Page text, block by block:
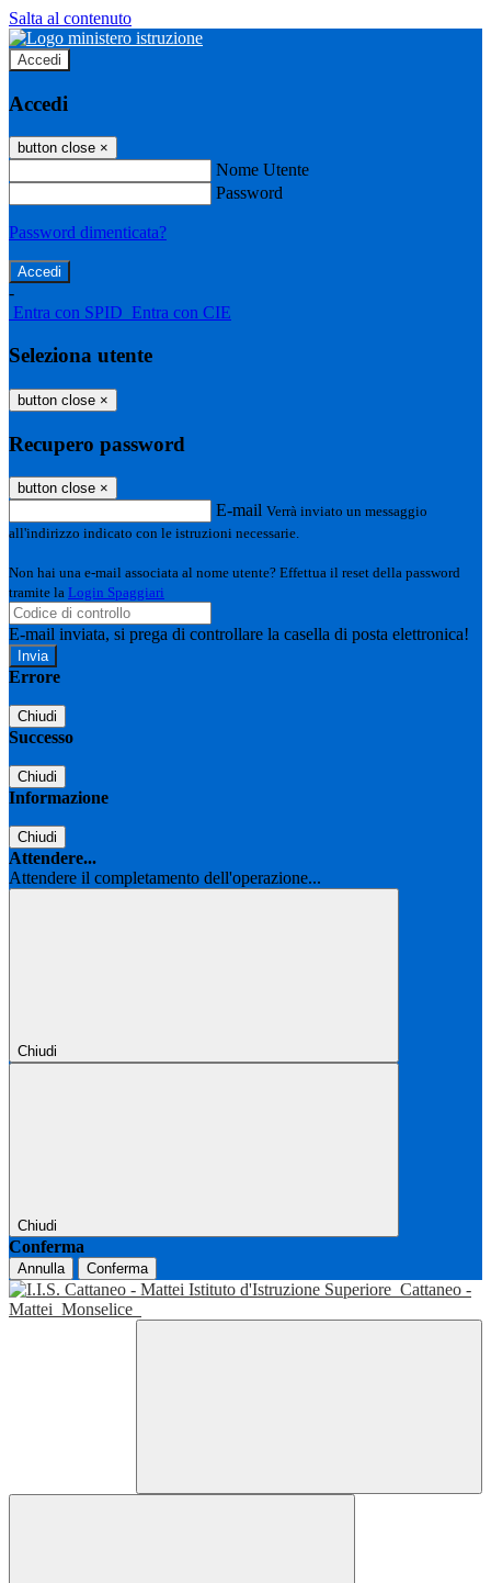
Salta al contenuto
Accedi
Accedi
button close ×
Nome Utente
Password
Password dimenticata?
-
Entra con SPID Entra con CIE
Seleziona utente
button close ×
Recupero password
button close ×
E-mail Verrà inviato un messaggio
all'indirizzo indicato con le istruzioni necessarie.
Non hai una e-mail associata al nome utente? Effettua il reset della password
tramite la Login Spaggiari
E-mail inviata, si prega di controllare la casella di posta elettronica!
Errore
Chiudi
Successo
Chiudi
Informazione
Chiudi
Attendere...
Attendere il completamento dell'operazione...
Chiudi
Chiudi
Conferma
Annulla Conferma
Istituto d'Istruzione Superiore Cattaneo -
Mattei Monselice